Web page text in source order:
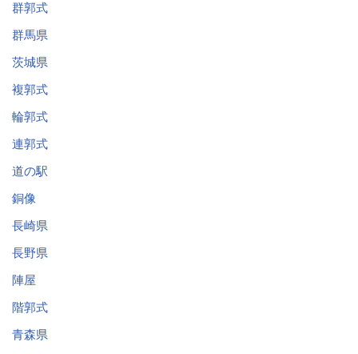
群郭式
群馬県
茨城県
複郭式
輪郭式
連郭式
道の駅
銅像
長崎県
長野県
陣屋
階郭式
青森県